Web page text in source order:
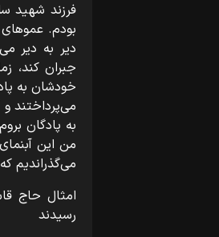
فرزند شهید
بودم.
دیر به دیر
جبران کند،
خودشان به
می‌پرداختند
به پادگان
من این
می‌گذراندیم
امثال حاج
رسیدند